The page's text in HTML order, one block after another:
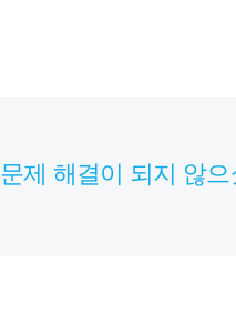
문제 해결이 되지 않